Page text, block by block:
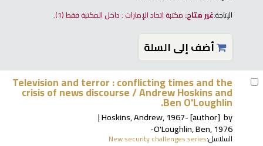
الإتاحة:غير متاح: مكتبة اتحاد الإمارات : داخل المكتبة فقط(1).
أضف إلى السلة
Television and terror : conflicting times and the
crisis of news discourse /Andrew Hoskins and
Ben O'Loughlin.
by
Hoskins, Andrew, 1967-[author]
O'Loughlin, Ben, 1976-
السلاسل:New security challenges series